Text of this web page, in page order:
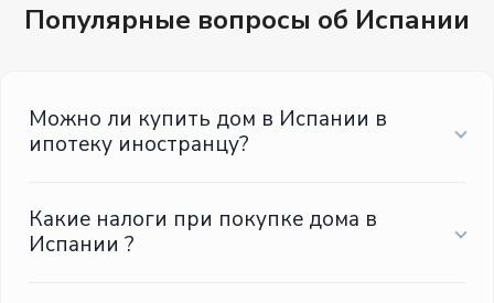
Популярные вопросы об Испании
Можно ли купить дом в Испании в
ипотеку иностранцу?
Какие налоги при покупке дома в
Испании ?